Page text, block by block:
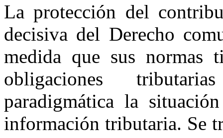
La protección del
decisiva del Derecho
medida que sus normas
obligaciones
paradigmática la
información tributaria. Se